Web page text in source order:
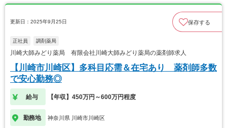
更新日：2025年9月25日 保存する
正社員 調剤薬局
川崎大師みどり薬局 有限会社川崎大師みどり薬局の薬剤師求人
【川崎市川崎区】多科目応需＆在宅あり 薬剤師多数
で安心勤務◎
給与 【年収】450万円～600万円程度
勤務地 神奈川県 川崎市川崎区